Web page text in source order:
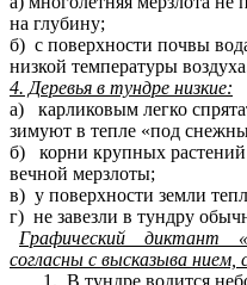
на глубину;
б) с поверхности почвы
низкой температуры
4. Деревья в тундре низкие:
а) карликовым легко
зимуют в тепле «под
б) корни крупных растений
вечной мерзлоты;
в) у поверхности земли
г) не завезли в тундру
Графический диктант
согласны с высказыва